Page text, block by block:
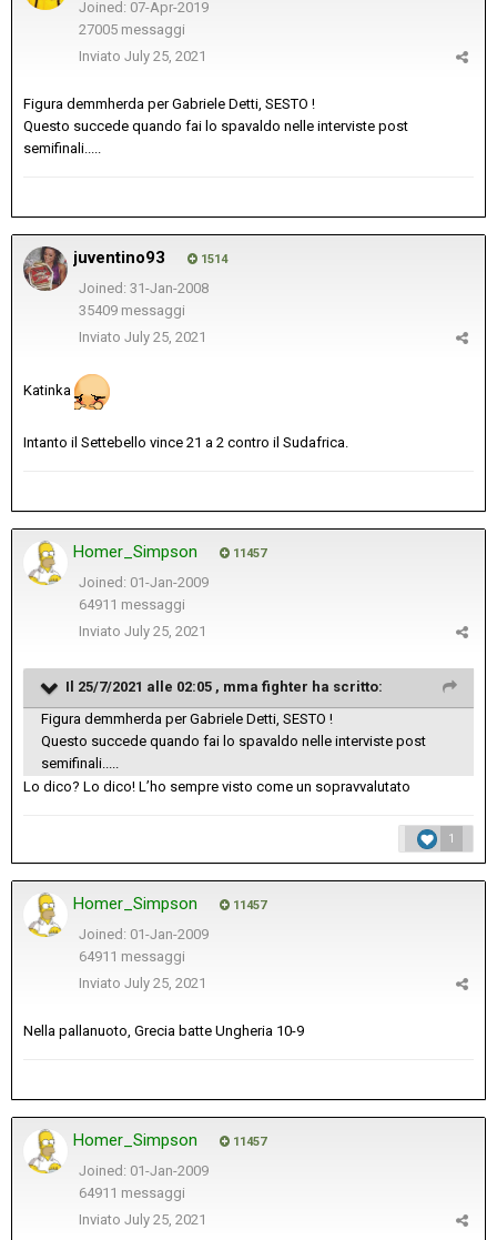
Joined: 07-Apr-2019
27005 messaggi
Inviato July 25, 2021
Figura demmherda per Gabriele Detti, SESTO !
Questo succede quando fai lo spavaldo nelle interviste post
semifinali.....
juventino93 1514
Joined: 31-Jan-2008
35409 messaggi
Inviato July 25, 2021
Katinka
Intanto il Settebello vince 21 a 2 contro il Sudafrica.
Homer_Simpson 11457
Joined: 01-Jan-2009
64911 messaggi
Inviato July 25, 2021
Il 25/7/2021 alle 02:05 , mma fighter ha scritto:
Figura demmherda per Gabriele Detti, SESTO !
Questo succede quando fai lo spavaldo nelle interviste post
semifinali.....
Lo dico? Lo dico! L’ho sempre visto come un sopravvalutato
1
Homer_Simpson 11457
Joined: 01-Jan-2009
64911 messaggi
Inviato July 25, 2021
Nella pallanuoto, Grecia batte Ungheria 10-9
Homer_Simpson 11457
Joined: 01-Jan-2009
64911 messaggi
Inviato July 25, 2021